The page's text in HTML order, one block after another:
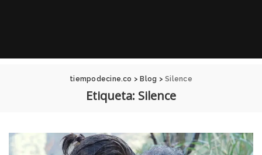
tiempodecine.co > Blog >Silence
Etiqueta: Silence